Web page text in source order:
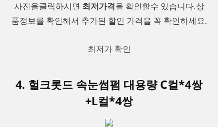
사진을클릭하시면 최저가격을 확인할수 있습니다.상
품정보를 확인해서 추가된 할인 가격을 꼭 확인하세요.
최저가 확인
4. 헐크롯드 속눈썹펌 대용량 C컬*4쌍
+L컬*4쌍